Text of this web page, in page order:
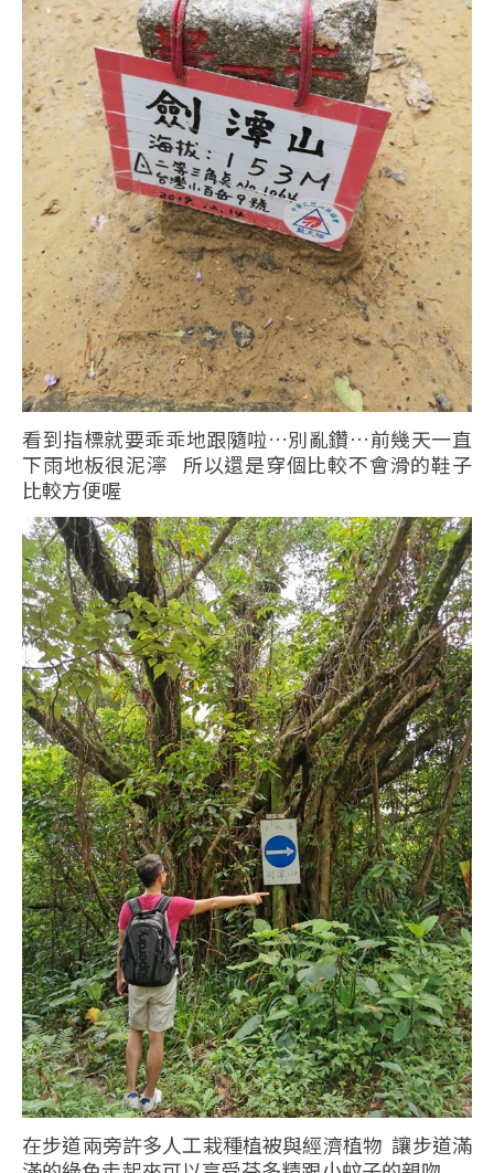
看到指標就要乖乖地跟隨啦…別亂鑽…前幾天一直
下雨地板很泥濘 所以還是穿個比較不會滑的鞋子
比較方便喔
在步道兩旁許多人工栽種植被與經濟植物 讓步道滿